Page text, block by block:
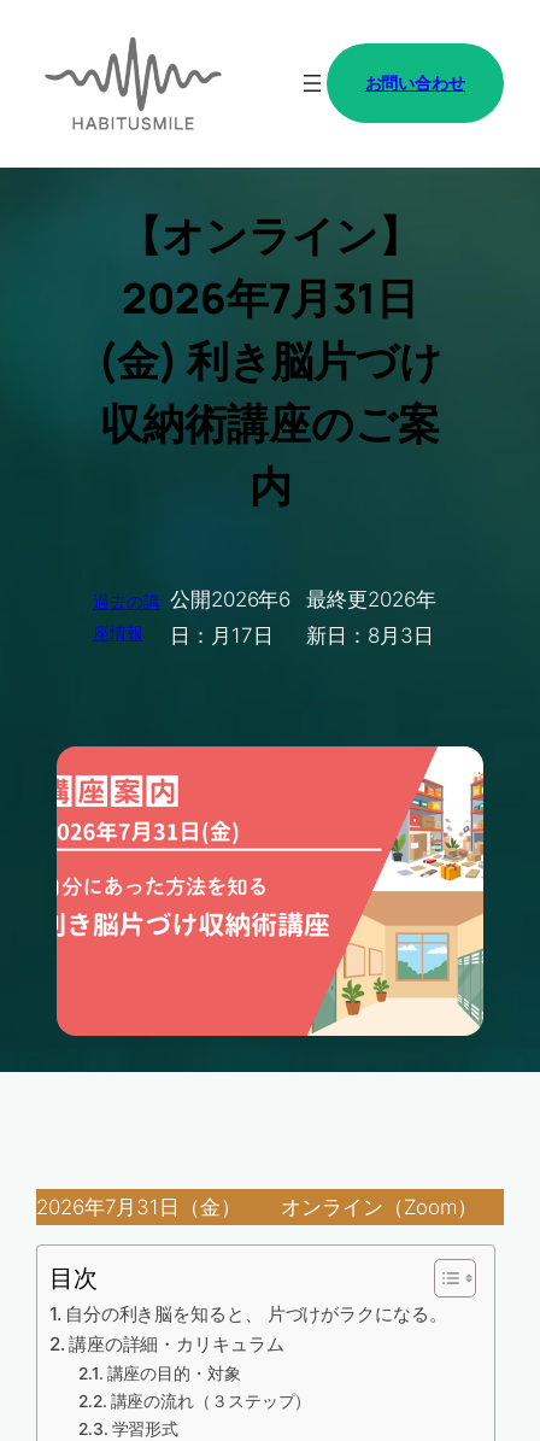
キ
お問い合わせ
【オンライン】
2026年7月31日
(金) 利き脳片づけ
収納術講座のご案
内
過去の講
座情報
公開
日：
2026年6
月17日
最終更
新日：
2026年
8月3日
2026年7月31日（金） オンライン（Zoom）
目次
自分の利き脳を知ると、 片づけがラクになる。
講座の詳細・カリキュラム
講座の目的・対象
講座の流れ（３ステップ）
学習形式